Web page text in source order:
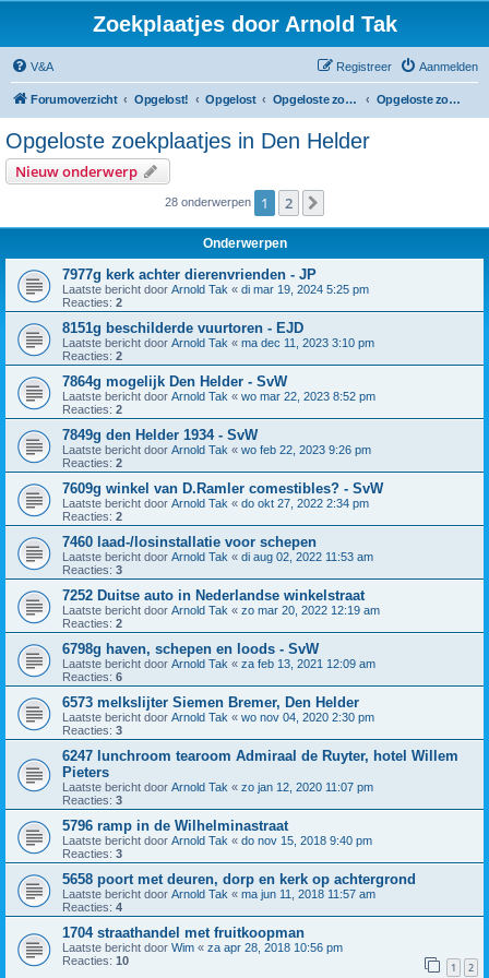
Zoekplaatjes door Arnold Tak
V&A Aanmelden
Registreer
Forumoverzicht Opgelost! Opgelost Opgeloste zoekplaatjes in Noord-Holland Opgeloste zoekplaatjes in Den Helder
Opgeloste zoekplaatjes in Den Helder
Nieuw onderwerp
28 onderwerpen 1 2
Onderwerpen
7977g kerk achter dierenvrienden - JP
Laatste bericht door Arnold Tak « di mar 19, 2024 5:25 pm
Reacties: 2
8151g beschilderde vuurtoren - EJD
Laatste bericht door Arnold Tak « ma dec 11, 2023 3:10 pm
Reacties: 2
7864g mogelijk Den Helder - SvW
Laatste bericht door Arnold Tak « wo mar 22, 2023 8:52 pm
Reacties: 2
7849g den Helder 1934 - SvW
Laatste bericht door Arnold Tak « wo feb 22, 2023 9:26 pm
Reacties: 2
7609g winkel van D.Ramler comestibles? - SvW
Laatste bericht door Arnold Tak « do okt 27, 2022 2:34 pm
Reacties: 2
7460 laad-/losinstallatie voor schepen
Laatste bericht door Arnold Tak « di aug 02, 2022 11:53 am
Reacties: 3
7252 Duitse auto in Nederlandse winkelstraat
Laatste bericht door Arnold Tak « zo mar 20, 2022 12:19 am
Reacties: 2
6798g haven, schepen en loods - SvW
Laatste bericht door Arnold Tak « za feb 13, 2021 12:09 am
Reacties: 6
6573 melkslijter Siemen Bremer, Den Helder
Laatste bericht door Arnold Tak « wo nov 04, 2020 2:30 pm
Reacties: 3
6247 lunchroom tearoom Admiraal de Ruyter, hotel Willem
Pieters
Laatste bericht door Arnold Tak « zo jan 12, 2020 11:07 pm
Reacties: 3
5796 ramp in de Wilhelminastraat
Laatste bericht door Arnold Tak « do nov 15, 2018 9:40 pm
Reacties: 3
5658 poort met deuren, dorp en kerk op achtergrond
Laatste bericht door Arnold Tak « ma jun 11, 2018 11:57 am
Reacties: 4
1704 straathandel met fruitkoopman
Laatste bericht door Wim « za apr 28, 2018 10:56 pm
Reacties: 10 1 2